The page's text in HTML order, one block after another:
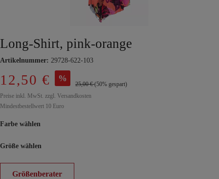
Long-Shirt, pink-orange
Artikelnummer: 29728-622-103
12,50 € %
25,00 €(50% gespart)
Preise inkl. MwSt. zzgl. Versandkosten
Mindestbestellwert 10 Euro
Farbe wählen
Größe wählen
Größenberater